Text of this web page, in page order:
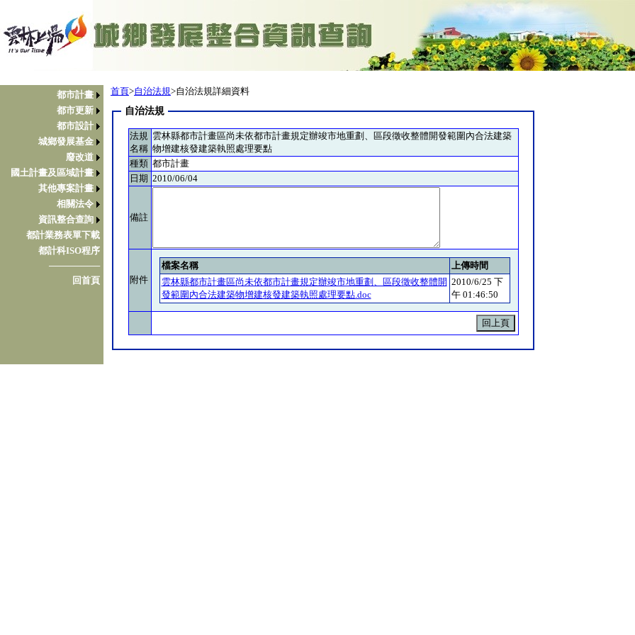
都市計畫
都市更新
都市設計
城鄉發展基金
廢改道
國土計畫及區域計畫
其他專案計畫
相關法令
資訊整合查詢
都計業務表單下載
都計科ISO程序
────────
回首頁
首頁>自治法規>自治法規詳細資料
自治法規
法規
名稱
雲林縣都市計畫區尚未依都市計畫規定辦竣市地重劃、區段徵收整體開發範圍內合法建築
物增建核發建築執照處理要點
種類 都市計畫
日期 2010/06/04
備註
附件
檔案名稱
上傳時間
雲林縣都市計畫區尚未依都市計畫規定辦竣市地重劃、區段徵收整體開
發範圍內合法建築物增建核發建築執照處理要點.doc
2010/6/25 下
午 01:46:50